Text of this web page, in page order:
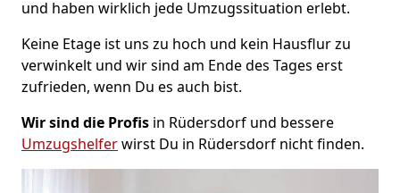
und haben wirklich jede Umzugssituation erlebt.
Keine Etage ist uns zu hoch und kein Hausflur zu
verwinkelt und wir sind am Ende des Tages erst
zufrieden, wenn Du es auch bist.
Wir sind die Profis in Rüdersdorf und bessere
Umzugshelferwirst Du in Rüdersdorf nicht finden.